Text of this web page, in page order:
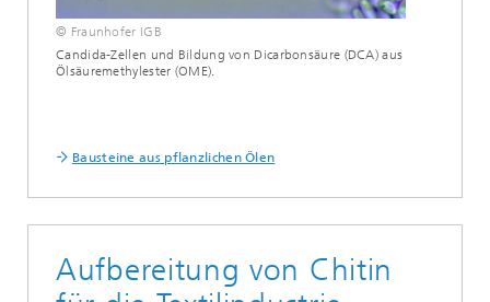
© Fraunhofer IGB
Candida-Zellen und Bildung von Dicarbonsäure (DCA) aus
Ölsäuremethylester (OME).
Bausteine aus pflanzlichen Ölen
Aufbereitung von Chitin